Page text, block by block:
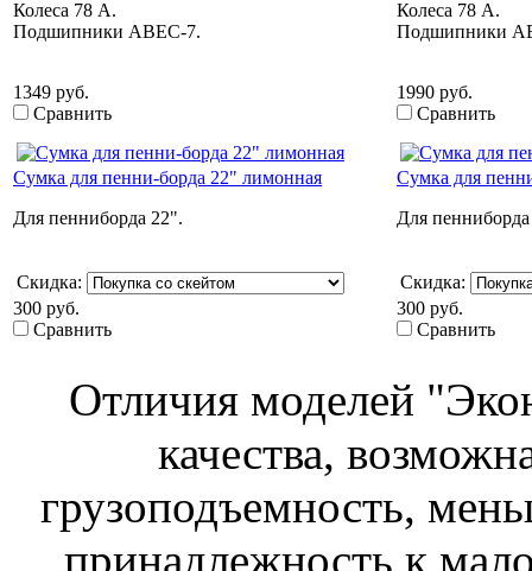
Колеса 78 А.
Подшипники ABEC-7.
1349 руб.
Сравнить
Колеса 78 А.
Подшипники
1990 руб.
Сравнить
Сумка для пенни-борда 22" лимонная
Для пенниборда 22".
Скидка:
300 руб.
Сравнить
Сумка для
Для
Скидка:
300 руб.
Сравнить
Отличия моделей
качества,
грузоподъемность,
принадлежность к